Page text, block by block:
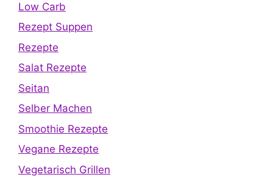
Low Carb
Rezept Suppen
Rezepte
Salat Rezepte
Seitan
Selber Machen
Smoothie Rezepte
Vegane Rezepte
Vegetarisch Grillen